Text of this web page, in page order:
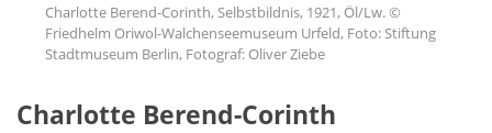
Charlotte Berend-Corinth, Selbstbildnis, 1921, Öl/Lw. ©
Friedhelm Oriwol-Walchenseemuseum Urfeld, Foto: Stiftung
Stadtmuseum Berlin, Fotograf: Oliver Ziebe
Charlotte Berend-Corinth